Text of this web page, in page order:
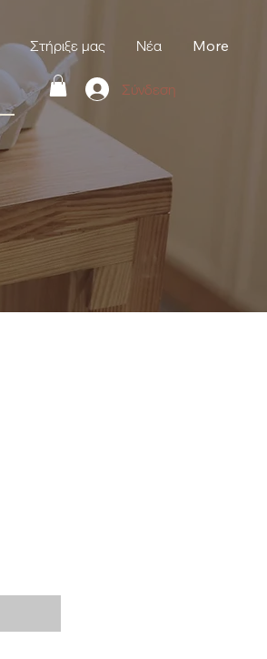
Στήριξε μας Νέα More
Σύνδεση